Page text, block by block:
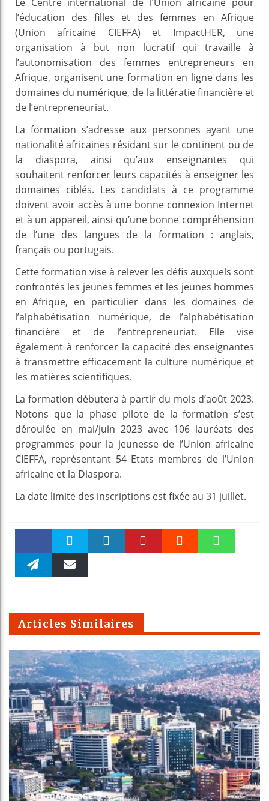
l’éducation des filles et des femmes en Afrique
(Union africaine CIEFFA) et ImpactHER, une
organisation à but non lucratif qui travaille à
l’autonomisation des femmes entrepreneurs en
Afrique, organisent une formation en ligne dans les
domaines du numérique, de la littératie financière et
de l’entrepreneuriat.
La formation s’adresse aux personnes ayant une
nationalité africaines résidant sur le continent ou de
la diaspora, ainsi qu’aux enseignantes qui
souhaitent renforcer leurs capacités à enseigner les
domaines ciblés. Les candidats à ce programme
doivent avoir accès à une bonne connexion Internet
et à un appareil, ainsi qu’une bonne compréhension
de l’une des langues de la formation : anglais,
français ou portugais.
Cette formation vise à relever les défis auxquels sont
confrontés les jeunes femmes et les jeunes hommes
en Afrique, en particulier dans les domaines de
l’alphabétisation numérique, de l’alphabétisation
financière et de l’entrepreneuriat. Elle vise
également à renforcer la capacité des enseignantes
à transmettre efficacement la culture numérique et
les matières scientifiques.
La formation débutera à partir du mois d’août 2023.
Notons que la phase pilote de la formation s’est
déroulée en mai/juin 2023 avec 106 lauréats des
programmes pour la jeunesse de l’Union africaine
CIEFFA, représentant 54 Etats membres de l’Union
africaine et la Diaspora.
La date limite des inscriptions est fixée au 31 juillet.
Faceboo Twitter
m
Articles Similaires